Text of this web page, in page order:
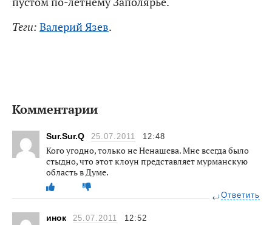
Теги: Валерий Язев.
Комментарии
Sur.Sur.Q 25.07.2011 12:48
Кого угодно, только не Ненашева. Мне всегда было
стыдно, что этот клоун представляет мурманскую
область в Думе.
Ответить
инок 25.07.2011 12:52